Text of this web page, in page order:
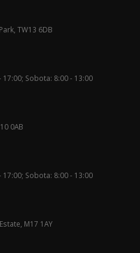
TW13 6DB
17:00; Sobota: 8:00 - 13:00
0AB
17:00; Sobota: 8:00 - 13:00
M17 1AY